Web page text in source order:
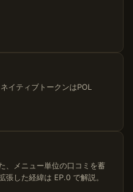
イティブトークンはPOL
、メニュー単位の口コミを蓄
した経緯は EP.0 で解説。